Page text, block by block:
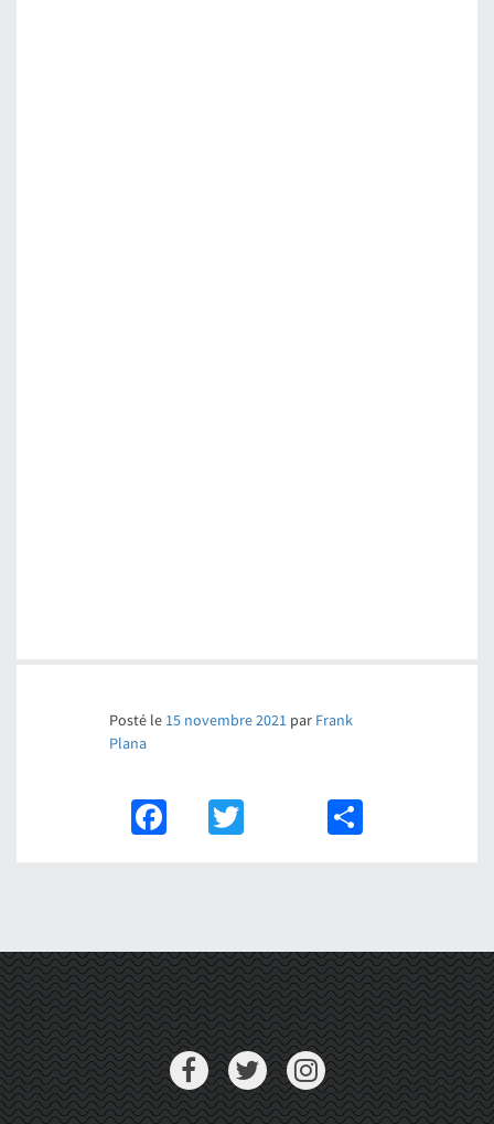
Posté le 15 novembre 2021par Frank
Plana
FacebookTwitter